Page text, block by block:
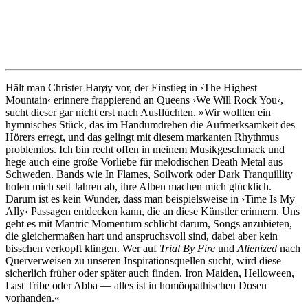
Hält man Christer Harøy vor, der Einstieg in ›The Highest
Mountain‹ erinnere frappierend an Queens ›We Will Rock You‹,
sucht dieser gar nicht erst nach Ausflüchten. »Wir wollten ein
hymnisches Stück, das im Handumdrehen die Aufmerksamkeit des
Hörers erregt, und das gelingt mit diesem markanten Rhythmus
problemlos. Ich bin recht offen in meinem Musikgeschmack und
hege auch eine große Vorliebe für melodischen Death Metal aus
Schweden. Bands wie In Flames, Soilwork oder Dark Tranquillity
holen mich seit Jahren ab, ihre Alben machen mich glücklich.
Darum ist es kein Wunder, dass man beispielsweise in ›Time Is My
Ally‹ Passagen entdecken kann, die an diese Künstler erinnern. Uns
geht es mit Mantric Momentum schlicht darum, Songs anzubieten,
die gleichermaßen hart und anspruchsvoll sind, dabei aber kein
bisschen verkopft klingen. Wer auf Trial By Fire und Alienized nach
Querverweisen zu unseren Inspirationsquellen sucht, wird diese
sicherlich früher oder später auch finden. Iron Maiden, Helloween,
Last Tribe oder Abba — alles ist in homöopathischen Dosen
vorhanden.«